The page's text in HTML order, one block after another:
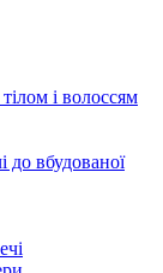
і волоссям
до вбудованої